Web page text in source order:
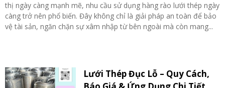
thị ngày càng mạnh mẽ, nhu cầu sử dụng hàng rào lưới thép ngày
càng trở nên phổ biến. Đây không chỉ là giải pháp an toàn để bảo
vệ tài sản, ngăn chặn sự xâm nhập từ bên ngoài mà còn mang...
Lưới Thép Đục Lỗ – Quy Cách,